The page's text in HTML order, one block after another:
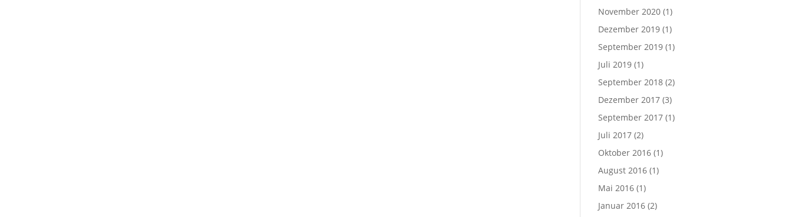
November 2020 (1)
Dezember 2019 (1)
September 2019 (1)
Juli 2019 (1)
September 2018 (2)
Dezember 2017 (3)
September 2017 (1)
Juli 2017 (2)
Oktober 2016 (1)
August 2016 (1)
Mai 2016 (1)
Januar 2016 (2)